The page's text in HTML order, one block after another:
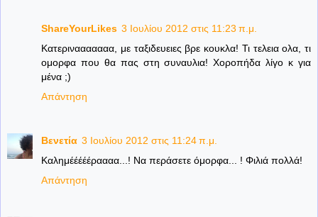
ShareYourLikes 3 Ιουλίου 2012 στις 11:23 π.μ.
Κατερινααααααα, με ταξιδευειες βρε κουκλα! Τι τελεια ολα, τι
ομορφα που θα πας στη συναυλια! Χοροπήδα λίγο κ για
μένα ;)
Απάντηση
Βενετία 3 Ιουλίου 2012 στις 11:24 π.μ.
Καλημέέέέέραααα...! Να περάσετε όμορφα... ! Φιλιά πολλά!
Απάντηση